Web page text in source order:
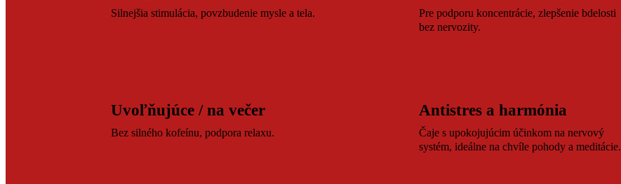
Silnejšia stimulácia, povzbudenie mysle a tela.
Pre podporu koncentrácie, zlepšenie bdelosti
bez nervozity.
Uvoľňujúce / na večer
Bez silného kofeínu, podpora relaxu.
Antistres a harmónia
Čaje s upokojujúcim účinkom na nervový
systém, ideálne na chvíle pohody a meditácie.